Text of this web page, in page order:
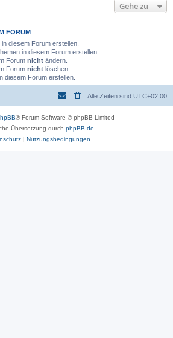
Gehe zu
FORUM
diesem Forum erstellen.
in diesem Forum erstellen.
Forum nicht ändern.
Forum nicht löschen.
diesem Forum erstellen.
Alle Zeiten sind UTC+02:00
® Forum Software © phpBB Limited
Übersetzung durch phpBB.de
| Nutzungsbedingungen